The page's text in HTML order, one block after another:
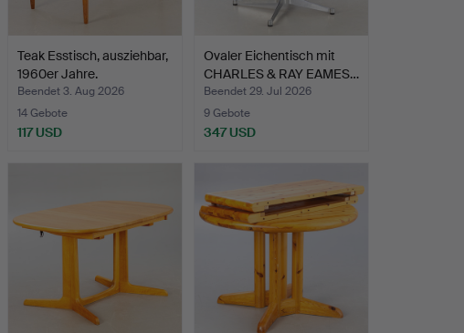
Teak Esstisch, ausziehbar,
1960er Jahre.
Beendet 3. Aug 2026
14 Gebote
117 USD
Ovaler Eichentisch mit
CHARLES & RAY EAMES…
Beendet 29. Jul 2026
9 Gebote
347 USD